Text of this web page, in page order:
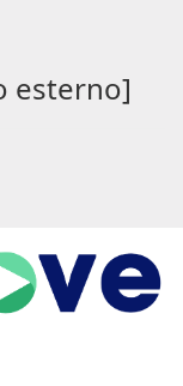
esterno]